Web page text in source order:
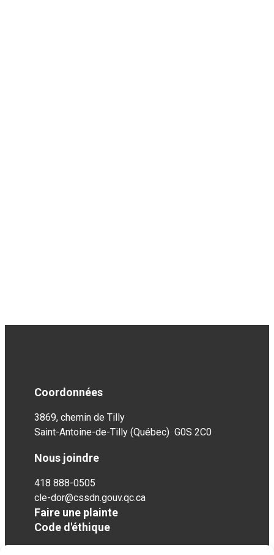
Coordonnées
3869, chemin de Tilly
Saint-Antoine-de-Tilly (Québec) G0S 2C0
Nous joindre
418 888-0505
cle-dor@cssdn.gouv.qc.ca
Faire une plainte
Code d'éthique